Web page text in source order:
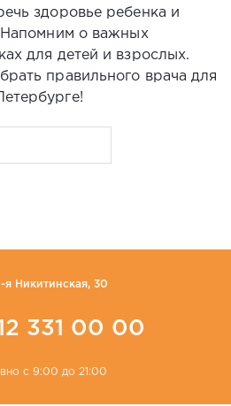
здоровье ребенка и
Напомним о важных
для детей и взрослых.
правильного врача для
я Никитинская, 30
331 00 00
с 9:00 до 21:00